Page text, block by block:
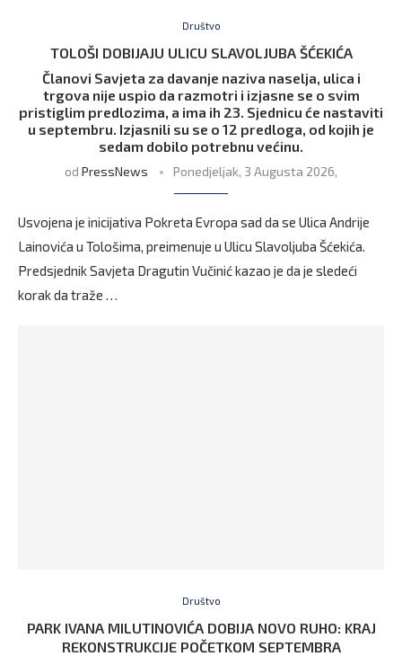
Društvo
TOLOŠI DOBIJAJU ULICU SLAVOLJUBA ŠĆEKIĆA
Članovi Savjeta za davanje naziva naselja, ulica i
trgova nije uspio da razmotri i izjasne se o svim
pristiglim predlozima, a ima ih 23. Sjednicu će nastaviti
u septembru. Izjasnili su se o 12 predloga, od kojih je
sedam dobilo potrebnu većinu.
od PressNews Ponedjeljak, 3 Augusta 2026,
Usvojena je inicijativa Pokreta Evropa sad da se Ulica Andrije
Lainovića u Tološima, preimenuje u Ulicu Slavoljuba Šćekića.
Predsjednik Savjeta Dragutin Vučinić kazao je da je sledeći
korak da traže …
Društvo
PARK IVANA MILUTINOVIĆA DOBIJA NOVO RUHO: KRAJ
REKONSTRUKCIJE POČETKOM SEPTEMBRA